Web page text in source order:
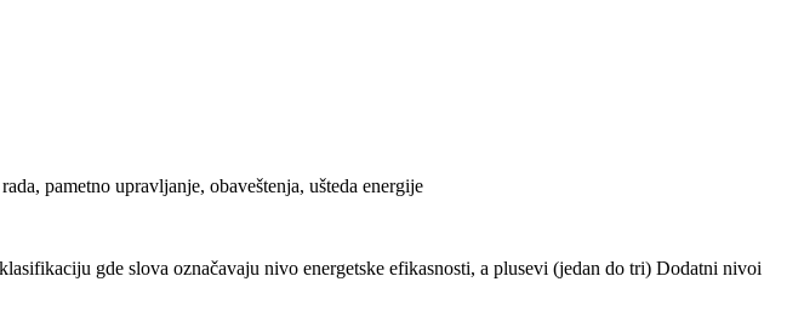
pametno upravljanje, obaveštenja, ušteda energije
gde slova označavaju nivo energetske efikasnosti, a plusevi (jedan do tri) Dodatni nivoi